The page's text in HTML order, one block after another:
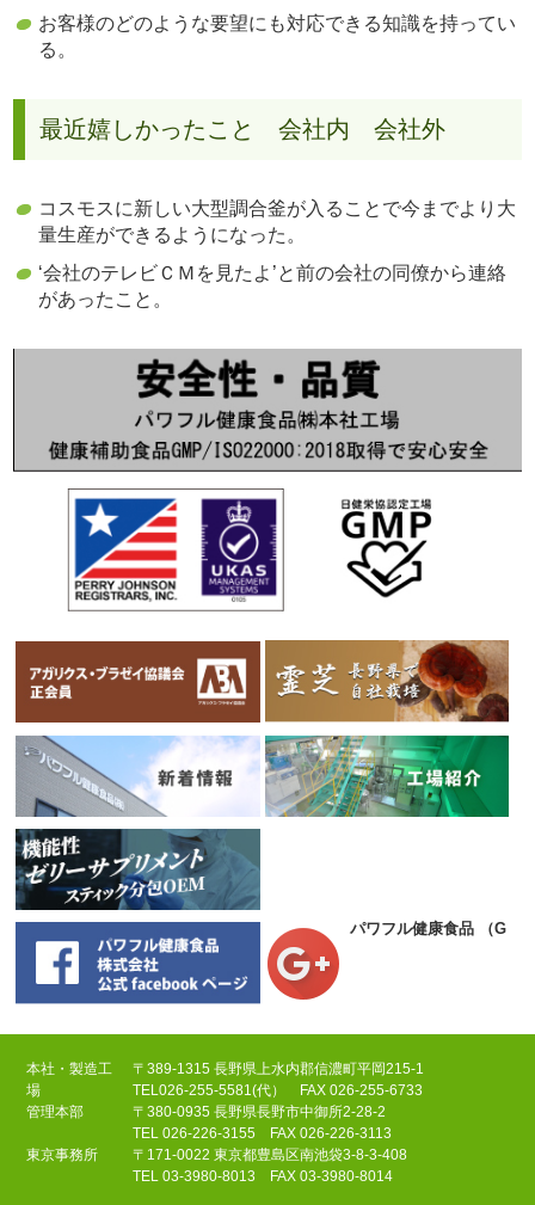
お客様のどのような要望にも対応できる知識を持ってい
る。
最近嬉しかったこと 会社内 会社外
コスモスに新しい大型調合釜が入ることで今までより大
量生産ができるようになった。
‘会社のテレビＣＭを見たよ’と前の会社の同僚から連絡
があったこと。
パワフル健康食品 （
本社・製造工
場
〒389-1315 長野県上水内郡信濃町平岡215-1
TEL026-255-5581(代）
FAX 026-255-6733
管理本部
〒380-0935 長野県長野市中御所2-28-2
TEL026-226-3155 FAX 026-226-3113
東京事務所
〒171-0022 東京都豊島区南池袋3-8-3-408
TEL03-3980-8013 FAX 03-3980-8014